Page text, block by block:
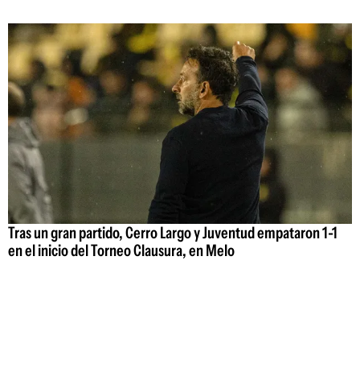
Tras un gran partido, Cerro Largo y Juventud empataron 1-1
en el inicio del Torneo Clausura, en Melo